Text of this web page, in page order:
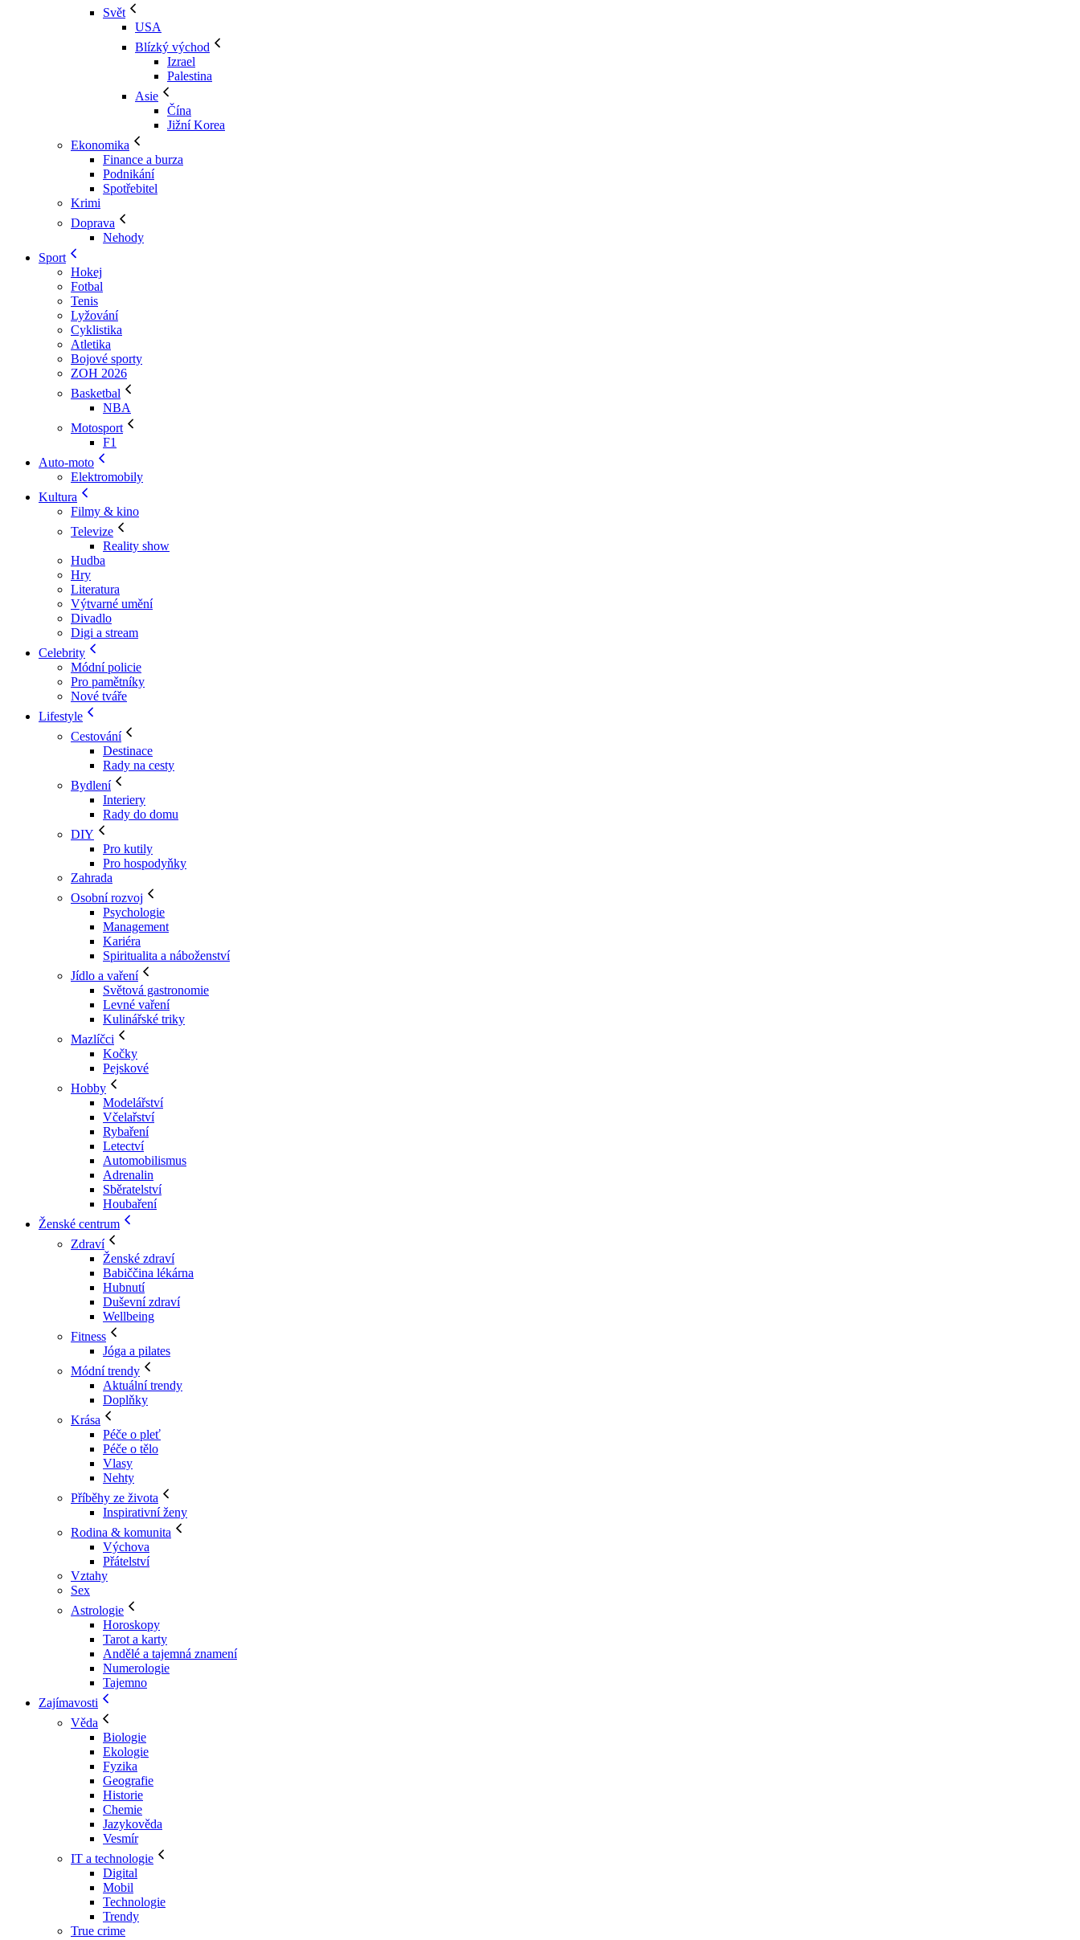
Svět
USA
Blízký východ
Izrael
Palestina
Asie
Čína
Jižní Korea
Ekonomika
Finance a burza
Podnikání
Spotřebitel
Krimi
Doprava
Nehody
Sport
Hokej
Fotbal
Tenis
Lyžování
Cyklistika
Atletika
Bojové sporty
ZOH 2026
Basketbal
NBA
Motosport
F1
Auto-moto
Elektromobily
Kultura
Filmy & kino
Televize
Reality show
Hudba
Hry
Literatura
Výtvarné umění
Divadlo
Digi a stream
Celebrity
Módní policie
Pro pamětníky
Nové tváře
Lifestyle
Cestování
Destinace
Rady na cesty
Bydlení
Interiery
Rady do domu
DIY
Pro kutily
Pro hospodyňky
Zahrada
Osobní rozvoj
Psychologie
Management
Kariéra
Spiritualita a náboženství
Jídlo a vaření
Světová gastronomie
Levné vaření
Kulinářské triky
Mazlíčci
Kočky
Pejskové
Hobby
Modelářství
Včelařství
Rybaření
Letectví
Automobilismus
Adrenalin
Sběratelství
Houbaření
Ženské centrum
Zdraví
Ženské zdraví
Babiččina lékárna
Hubnutí
Duševní zdraví
Wellbeing
Fitness
Jóga a pilates
Módní trendy
Aktuální trendy
Doplňky
Krása
Péče o pleť
Péče o tělo
Vlasy
Nehty
Příběhy ze života
Inspirativní ženy
Rodina & komunita
Výchova
Přátelství
Vztahy
Sex
Astrologie
Horoskopy
Tarot a karty
Andělé a tajemná znamení
Numerologie
Tajemno
Zajímavosti
Věda
Biologie
Ekologie
Fyzika
Geografie
Historie
Chemie
Jazykověda
Vesmír
IT a technologie
Digital
Mobil
Technologie
Trendy
True crime